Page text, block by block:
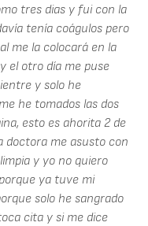
tres dias y fui con la
tenía coágulos pero
me la colocará en la
el otro día me puse
y solo he
he tomados las dos
esto es ahorita 2 de
doctora me asusto con
y yo no quiero
ya tuve mi
solo he sangrado
cita y si me dice